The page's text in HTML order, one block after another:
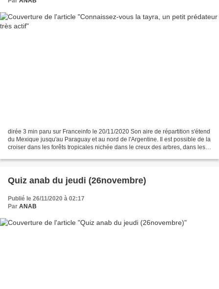
dirée 3 min paru sur Franceinfo le 20/11/2020 Son aire de répartition s'étend
du Mexique jusqu'au Paraguay et au nord de l'Argentine. Il est possible de la
croiser dans les forêts tropicales nichée dans le creux des arbres, dans les
Quiz anab du jeudi (26novembre)
Publié le 26/11/2020 à 02:17
Par ANAB